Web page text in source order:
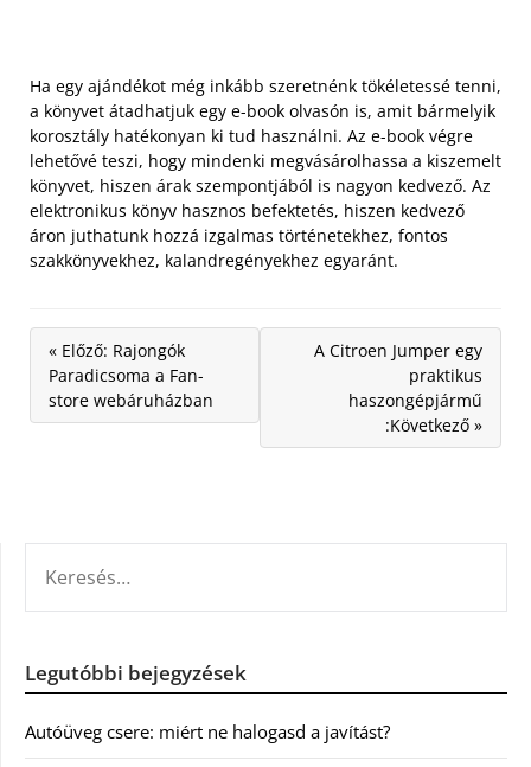
Ha egy ajándékot még inkább szeretnénk tökéletessé tenni,
a könyvet átadhatjuk egy e-book olvasón is, amit bármelyik
korosztály hatékonyan ki tud használni. Az e-book végre
lehetővé teszi, hogy mindenki megvásárolhassa a kiszemelt
könyvet, hiszen árak szempontjából is nagyon kedvező. Az
elektronikus könyv hasznos befektetés, hiszen kedvező
áron juthatunk hozzá izgalmas történetekhez, fontos
szakkönyvekhez, kalandregényekhez egyaránt.
« Előző: Rajongók
Paradicsoma a Fan-
store webáruházban
A Citroen Jumper egy
praktikus
haszongépjármű
:Következő »
Legutóbbi bejegyzések
Autóüveg csere: miért ne halogasd a javítást?